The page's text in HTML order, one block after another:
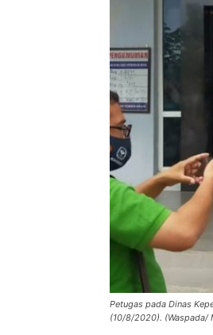
Petugas pada Dinas
(10/8/2020). (Waspada/